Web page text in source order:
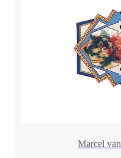
Marcel